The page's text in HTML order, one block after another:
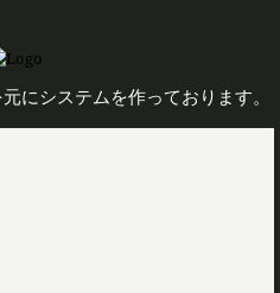
にシステムを作っております。